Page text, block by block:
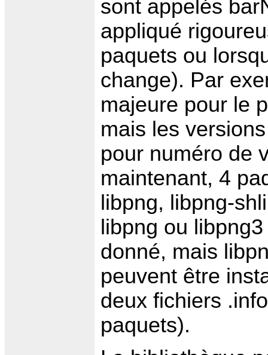
sont appelés
appliqué
paquets ou
change). Par
majeure pour le
mais les
pour numéro de
maintenant, 4
libpng, libpng-
libpng ou
donné, mais
peuvent être
deux fichiers
paquets).